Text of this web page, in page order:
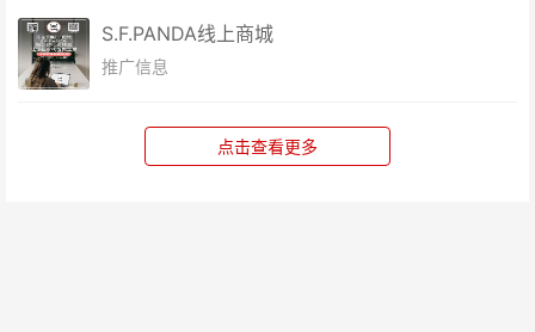
S.F.PANDA线上商城
推广信息
点击查看更多